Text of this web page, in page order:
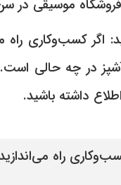
موسیقی در
اگر کسب‌و‌کاری راه
در چه حالی است.
داشته باشید.
راه